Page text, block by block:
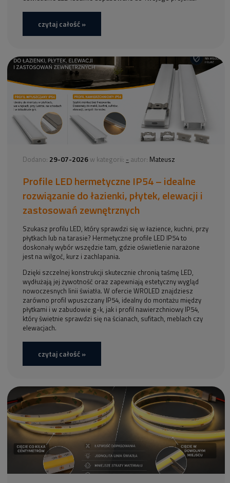
czytaj całość »
Dodano: 29-07-2026 w kategorii: - autor: Mateusz
Profile LED hermetyczne IP54 – idealne
rozwiązanie do łazienki, płytek, elewacji i
zastosowań zewnętrznych
Szukasz profilu LED, który sprawdzi się w łazience, kuchni, przy
płytkach lub na tarasie? Hermetyczne profile LED IP54 to
doskonały wybór wszędzie tam, gdzie oświetlenie narażone
jest na wilgoć, kurz i zachlapania.
Dzięki szczelnej konstrukcji skutecznie chronią taśmę LED,
wydłużają jej żywotność oraz zapewniają estetyczny wygląd
nowoczesnych linii światła. W ofercie WROLED znajdziesz
zarówno profil wpuszczany IP54, idealny do montażu między
płytkami i w zabudowie g-k, jak i profil nawierzchniowy IP54,
który świetnie sprawdzi się na ścianach, sufitach, meblach czy
elewacjach.
czytaj całość »